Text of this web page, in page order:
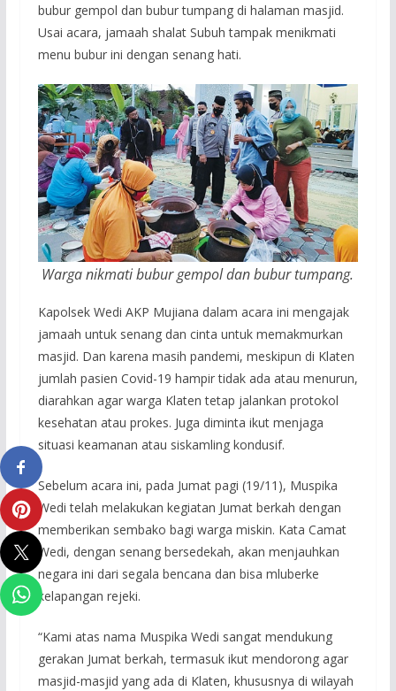
bubur gempol dan bubur tumpang di halaman masjid.
Usai acara, jamaah shalat Subuh tampak menikmati
menu bubur ini dengan senang hati.
Warga nikmati bubur gempol dan bubur tumpang.
Kapolsek Wedi AKP Mujiana dalam acara ini mengajak
jamaah untuk senang dan cinta untuk memakmurkan
masjid. Dan karena masih pandemi, meskipun di Klaten
jumlah pasien Covid-19 hampir tidak ada atau menurun,
diarahkan agar warga Klaten tetap jalankan protokol
kesehatan atau prokes. Juga diminta ikut menjaga
situasi keamanan atau siskamling kondusif.
Sebelum acara ini, pada Jumat pagi (19/11), Muspika
Wedi telah melakukan kegiatan Jumat berkah dengan
memberikan sembako bagi warga miskin. Kata Camat
Wedi, dengan senang bersedekah, akan menjauhkan
negara ini dari segala bencana dan bisa mluberke
kelapangan rejeki.
“Kami atas nama Muspika Wedi sangat mendukung
gerakan Jumat berkah, termasuk ikut mendorong agar
masjid-masjid yang ada di Klaten, khususnya di wilayah